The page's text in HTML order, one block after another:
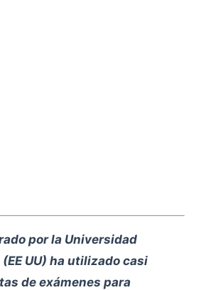
por la Universidad
UU) ha utilizado casi
de exámenes para